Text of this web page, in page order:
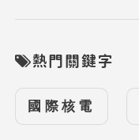
熱門關鍵字
國際核電